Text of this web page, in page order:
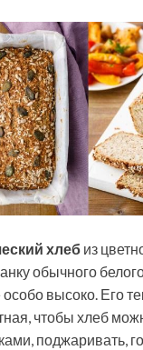
хлеб из
обычного
высоко. Его
чтобы хлеб
поджаривать,